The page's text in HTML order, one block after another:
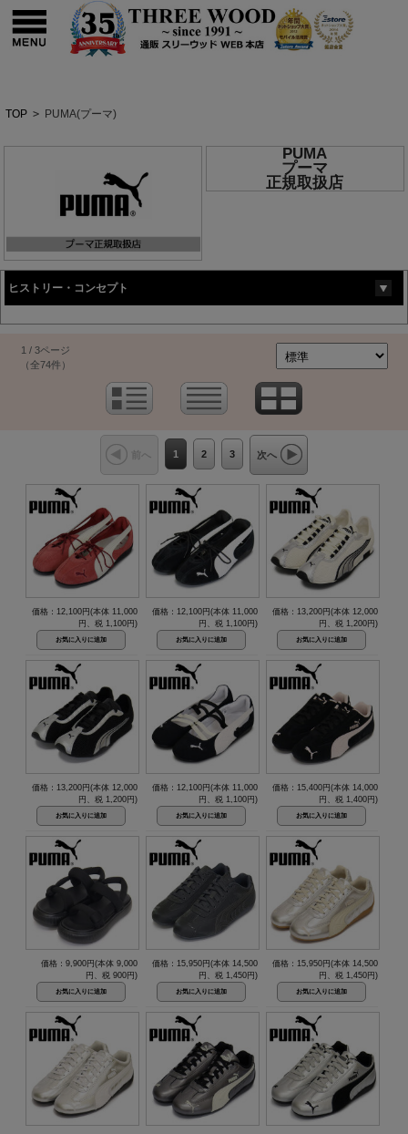
TOP > PUMA(プーマ)
PUMA
プーマ
正規取扱店
ヒストリー・コンセプト
1 / 3ページ
（全74件）
前へ 1 2 3 次へ
価格：12,100円(本体 11,000
円、税 1,100円)
価格：12,100円(本体 11,000
円、税 1,100円)
価格：13,200円(本体 12,000
円、税 1,200円)
価格：13,200円(本体 12,000
円、税 1,200円)
価格：12,100円(本体 11,000
円、税 1,100円)
価格：15,400円(本体 14,000
円、税 1,400円)
価格：9,900円(本体 9,000
円、税 900円)
価格：15,950円(本体 14,500
円、税 1,450円)
価格：15,950円(本体 14,500
円、税 1,450円)